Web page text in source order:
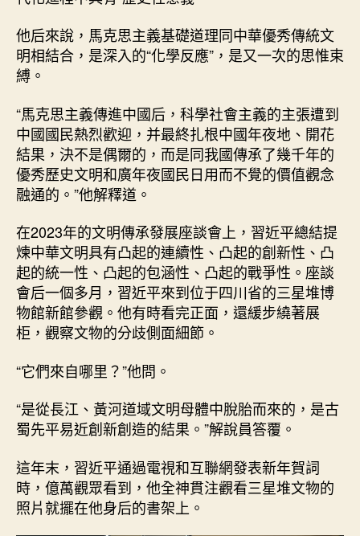
他后來說，馬克思主義基礎道理同中華優秀傳統文
明相結合，是深入的“化學反應”，是又一次的思惟束
縛。
“馬克思主義傳進中國后，科學社會主義的主張遭到
中國國民熱烈歡迎，并最終扎根中國年夜地、開花
結果，決不是偶爾的，而是同我國傳承了幾千年的
優秀歷史文明和廣年夜國民日用而不覺的價值觀念
融通的。”他解釋道。
在2023年的文明傳承發展座談會上，習近平總結提
煉中華文明具有凸起的連續性、凸起的創新性、凸
起的統一性、凸起的包涵性、凸起的戰爭性。座談
會后一個多月，習近平來到位于四川省的三星堆博
物館新館參觀。他有時看完正面，還緩步繞著展
柜，觀察文物的分歧側面細節。
“它們來自哪里？”他問。
“是從長江、黃河道域文明母體中脫胎而來的，是古
蜀先平易近創新創造的結果。”解說員答覆。
這年末，習近平通過電視和互聯網發表新年賀詞
時，億萬觀眾看到，他全神貫注觀看三星堆文物的
照片就擺在他身后的書架上。